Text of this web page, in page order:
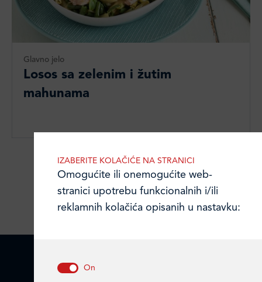
Glavno jelo
Losos sa zelenim i žutim
mahunama
Učitajte više
IZABERITE KOLAČIĆE NA STRANICI
Omogućite ili onemogućite web-
stranici upotrebu funkcionalnih i/ili
reklamnih kolačića opisanih u nastavku: